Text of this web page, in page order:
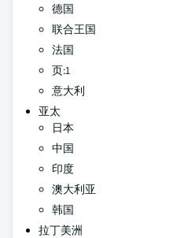
德国
联合王国
法国
页:1
意大利
亚太
日本
中国
印度
澳大利亚
韩国
拉丁美洲